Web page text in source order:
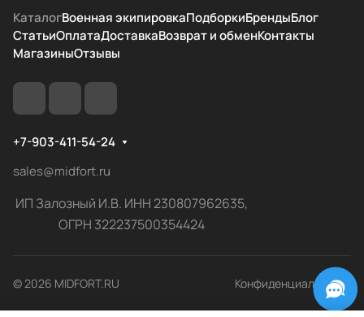
КаталогВоенная экипировкаПодборкиБрендыБлог
СтатьиОплатаДоставкаВозврат и обменКонтакты
МагазиныОтзывы
+7-903-411-54-24
sales@midfort.ru
ИП Залозный И.В. ИНН 230807962635,
ОГРН 322237500354424
© 2026 MIDFORT.RU Конфиденциальность